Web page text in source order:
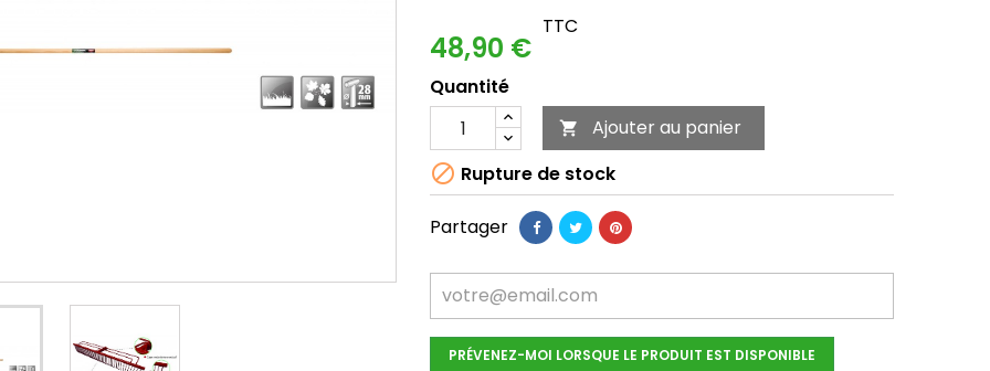
48,90 €
TTC
Quantité
 Ajouter au panier
 Rupture de stock
Partager
PRÉVENEZ-MOI LORSQUE LE PRODUIT EST DISPONIBLE